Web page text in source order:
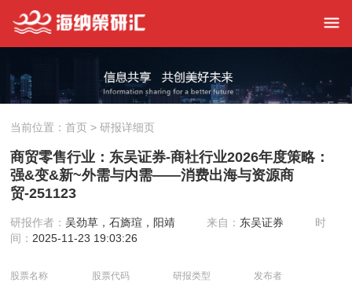
当前位置：首页 > 研报详细页
商贸零售行业：东吴证券-商社行业2026年度策略：
强&变&新~外需与内需——消费出海与资源商
贸-251123
研报作者：吴劲草，石旖瑄，阳靖 来自： 东吴证券
时
间： 2025-11-23 19:03:26
股票名称 股票代码 研报类型 发布者